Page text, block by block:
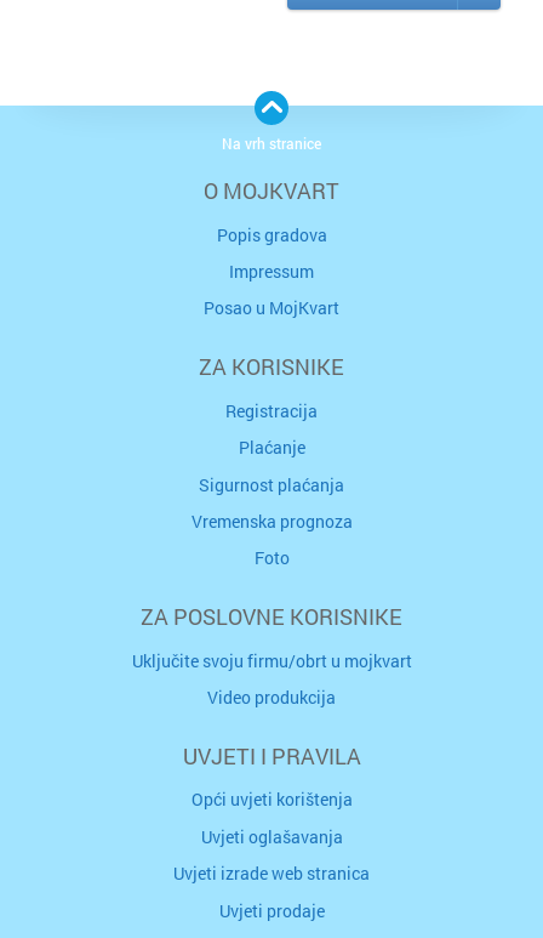
O MOJKVART
Popis gradova
Impressum
Posao u MojKvart
ZA KORISNIKE
Registracija
Plaćanje
Sigurnost plaćanja
Vremenska prognoza
Foto
ZA POSLOVNE KORISNIKE
Uključite svoju firmu/obrt u mojkvart
Video produkcija
UVJETI I PRAVILA
Opći uvjeti korištenja
Uvjeti oglašavanja
Uvjeti izrade web stranica
Uvjeti prodaje
Na vrh stranice